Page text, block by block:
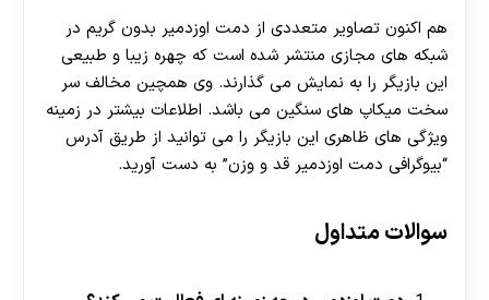
هم اکنون تصاویر متعددی از دمت اوزدمیر بدون گریم در
شبکه های مجازی منتشر شده است که چهره زیبا و طبیعی
این بازیگر را به نمایش می گذارند. وی همچین مخالف سر
سخت میکاپ های سنگین می باشد. اطلاعات بیشتر در زمینه
ویژگی های ظاهری این بازیگر را می توانید از طریق آدرس
“بیوگرافی دمت اوزدمیر قد و وزن” به دست آورید.
سوالات متداول